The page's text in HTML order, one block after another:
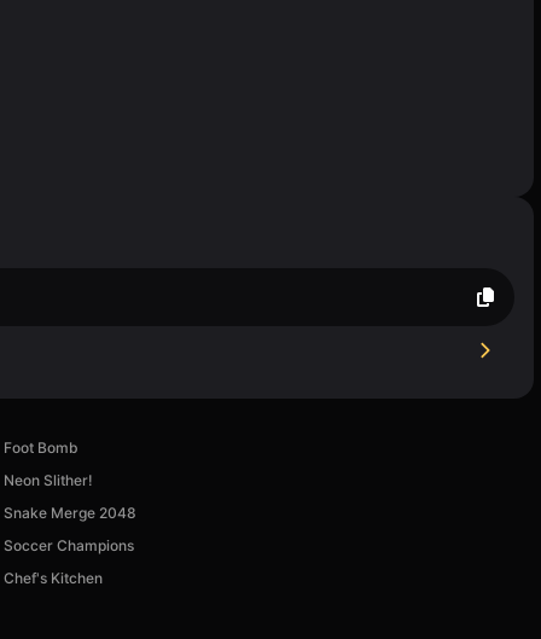
Foot Bomb
Neon Slither!
Snake Merge 2048
Soccer Champions
Chef's Kitchen